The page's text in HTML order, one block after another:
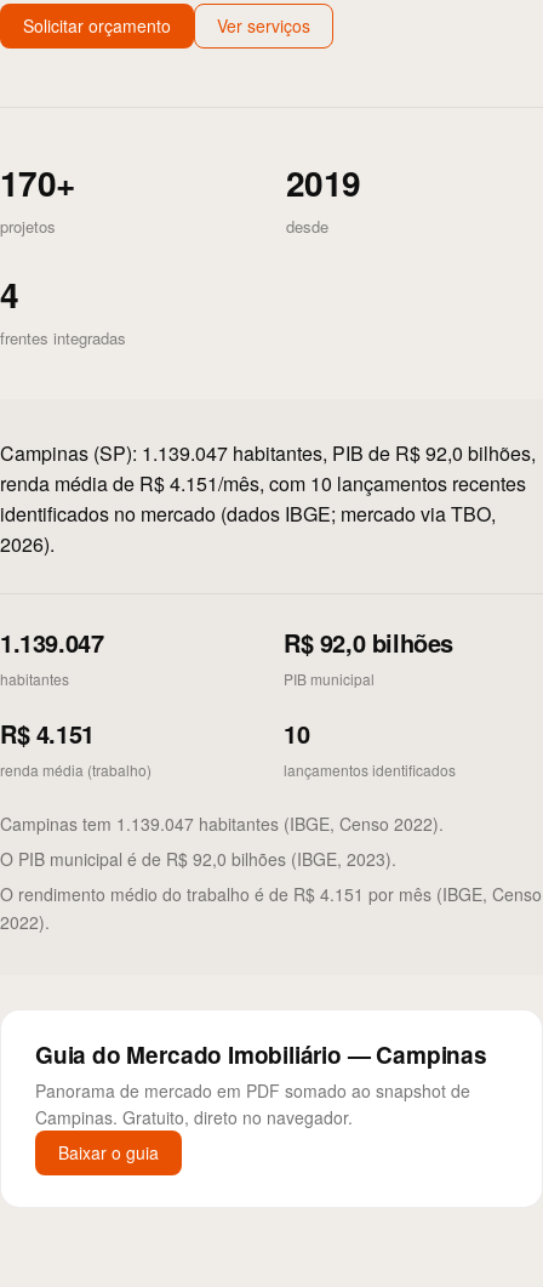
Solicitar orçamento Ver serviços
170+
projetos
2019
desde
4
frentes integradas
Campinas (SP): 1.139.047 habitantes, PIB de R$ 92,0 bilhões,
renda média de R$ 4.151/mês, com 10 lançamentos recentes
identificados no mercado (dados IBGE; mercado via TBO,
2026).
1.139.047
habitantes
R$ 92,0 bilhões
PIB municipal
R$ 4.151
renda média (trabalho)
10
lançamentos identificados
Campinas tem 1.139.047 habitantes (IBGE, Censo 2022).
O PIB municipal é de R$ 92,0 bilhões (IBGE, 2023).
O rendimento médio do trabalho é de R$ 4.151 por mês (IBGE, Censo
2022).
Guia do Mercado Imobiliário — Campinas
Panorama de mercado em PDF somado ao snapshot de
Campinas. Gratuito, direto no navegador.
Baixar o guia